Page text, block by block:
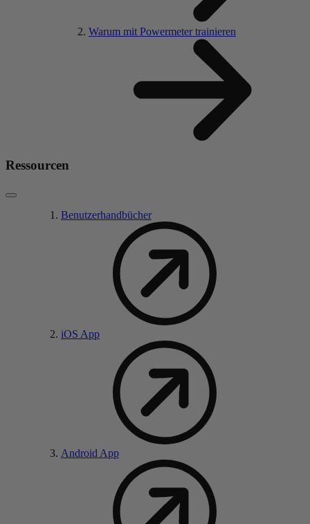
Warum mit Powermeter trainieren
Ressourcen
Benutzerhandbücher
iOS App
Android App